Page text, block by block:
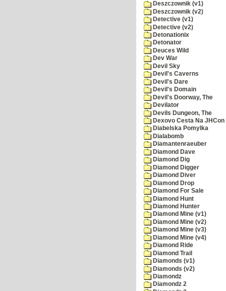
Deszczownik (v1)
Deszczownik (v2)
Detective (v1)
Detective (v2)
Detonationix
Detonator
Deuces Wild
Dev War
Devil Sky
Devil's Caverns
Devil's Dare
Devil's Domain
Devil's Doorway, The
Devilator
Devils Dungeon, The
Dexovo Cesta Na JHCon
Diabelska Pomylka
Dialabomb
Diamantenraeuber
Diamond Dave
Diamond Dig
Diamond Digger
Diamond Diver
Diamond Drop
Diamond For Sale
Diamond Hunt
Diamond Hunter
Diamond Mine (v1)
Diamond Mine (v2)
Diamond Mine (v3)
Diamond Mine (v4)
Diamond Ride
Diamond Trail
Diamonds (v1)
Diamonds (v2)
Diamondz
Diamondz 2